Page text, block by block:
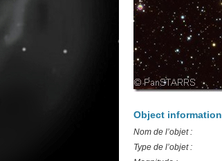
Object information
Nom de l’objet :
Type de l’objet :